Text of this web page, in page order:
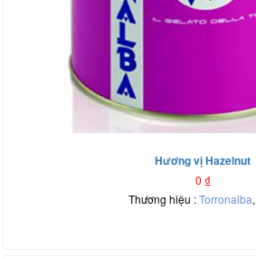
Hương vị Hazelnut
0 ₫
Thương hiệu :Torronalba,